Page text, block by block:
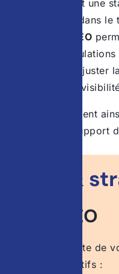
démontrent une
éditoriale dans le
Le reporting GEO
et quelles
par l’IA, afin
durablement la
Le contenu devient
seulement un support
Audit &
Audit GEO
Analyse complète de
moteurs génératifs :